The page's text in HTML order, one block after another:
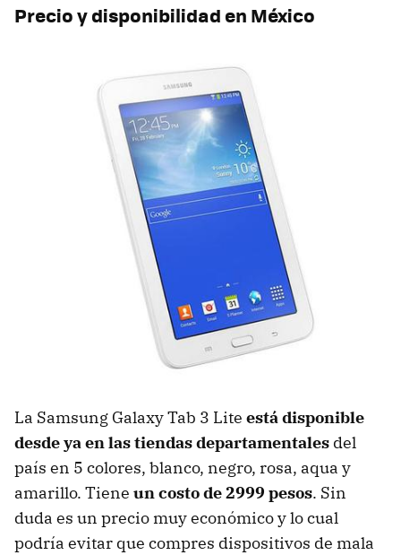
Precio y disponibilidad en México
La Samsung Galaxy Tab 3 Lite está disponible
desde ya en las tiendas departamentales del
país en 5 colores, blanco, negro, rosa, aqua y
amarillo. Tiene un costo de 2999 pesos. Sin
duda es un precio muy económico y lo cual
podría evitar que compres dispositivos de mala